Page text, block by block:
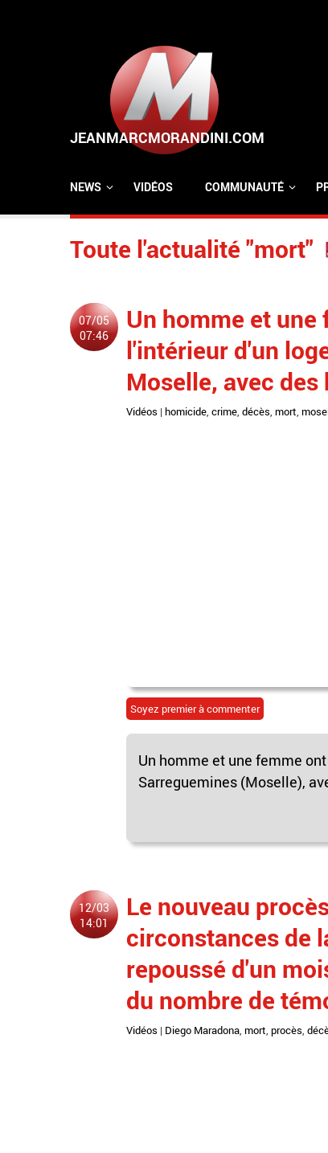
NEWS VIDÉOS COMMUNAUTÉ
Toute l'actualité "mort"
07/05
07:46
Un homme et
l'intérieur d'un
Moselle, avec
Vidéos | homicide, crime, décès, mort,
Soyez premier à commenter
Un homme et une femme
Sarreguemines (Moselle),
12/03
14:01
Le nouveau
circonstances de
repoussé d'un
du nombre de
Vidéos | Diego Maradona mort procès